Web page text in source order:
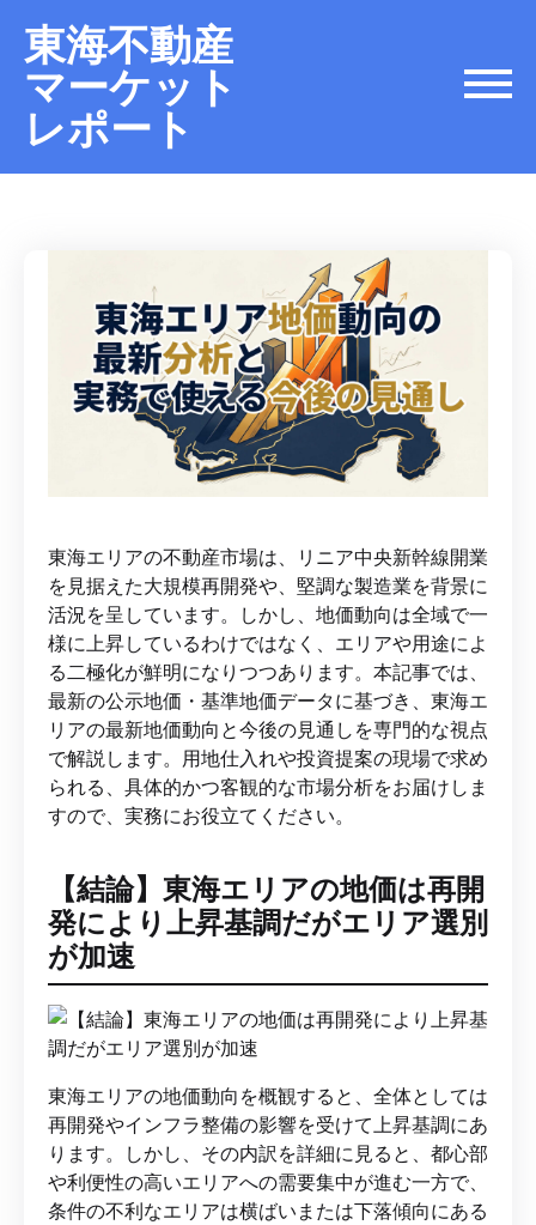
東海不動産
マーケット
レポート
東海エリアの不動産市場は、リニア中央新幹線開業
を見据えた大規模再開発や、堅調な製造業を背景に
活況を呈しています。しかし、地価動向は全域で一
様に上昇しているわけではなく、エリアや用途によ
る二極化が鮮明になりつつあります。本記事では、
最新の公示地価・基準地価データに基づき、東海エ
リアの最新地価動向と今後の見通しを専門的な視点
で解説します。用地仕入れや投資提案の現場で求め
られる、具体的かつ客観的な市場分析をお届けしま
すので、実務にお役立てください。
【結論】東海エリアの地価は再開
発により上昇基調だがエリア選別
が加速
東海エリアの地価動向を概観すると、全体としては
再開発やインフラ整備の影響を受けて上昇基調にあ
ります。しかし、その内訳を詳細に見ると、都心部
や利便性の高いエリアへの需要集中が進む一方で、
条件の不利なエリアは横ばいまたは下落傾向にある